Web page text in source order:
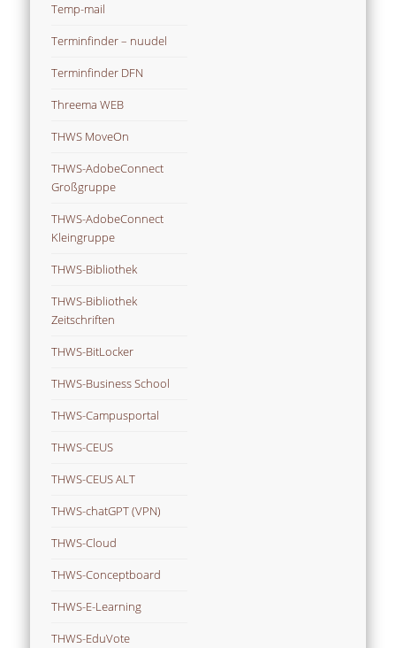
Temp-mail
Terminfinder – nuudel
Terminfinder DFN
Threema WEB
THWS MoveOn
THWS-AdobeConnect
Großgruppe
THWS-AdobeConnect
Kleingruppe
THWS-Bibliothek
THWS-Bibliothek
Zeitschriften
THWS-BitLocker
THWS-Business School
THWS-Campusportal
THWS-CEUS
THWS-CEUS ALT
THWS-chatGPT (VPN)
THWS-Cloud
THWS-Conceptboard
THWS-E-Learning
THWS-EduVote